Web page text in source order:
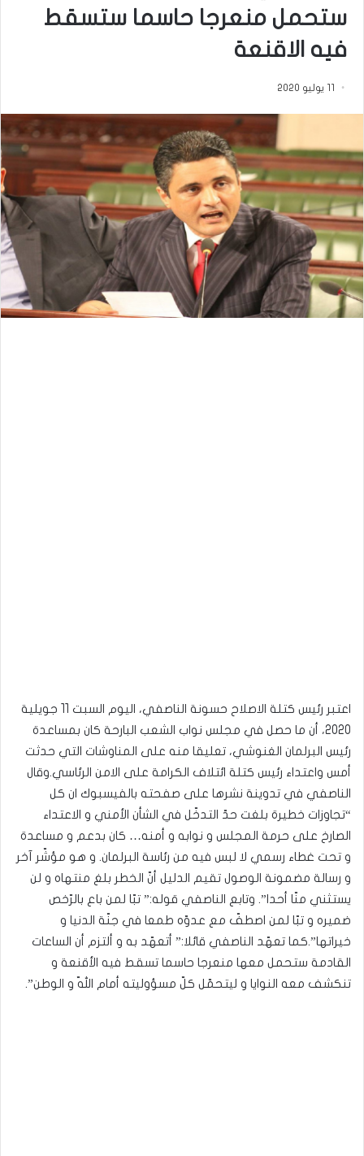
ستحمل منعرجا حاسما ستسقط
فيه الاقنعة
11 يوليو 2020
اعتبر رئيس كتلة الاصلاح حسونة الناصفي، اليوم السبت 11 جويلية
2020، أن ما حصل في مجلس نواب الشعب البارحة كان بمساعدة
رئيس البرلمان الغنوشي، تعليقا منه على المناوشات التي حدثت
أمس واعتداء رئيس كتلة ائتلاف الكرامة على الامن الرئاسي.وقال
الناصفي في تدوينة نشرها على صفحته بالفيسبوك ان كل
“تجاوزات خطيرة بلغت حدّ التدخّل في الشأن الأمني و الاعتداء
الصارخ على حرمة المجلس و نوابه و أمنه… كان بدعم و مساعدة
و تحت غطاء رسمي لا لبس فيه من رئاسة البرلمان. و هو مؤشّر آخر
و رسالة مضمونة الوصول تقيم الدليل أنّ الخطر بلغ منتهاه و لن
يستثني منّا أحدا”. وتابع الناصفي قوله:” تبّا لمن باع بالرّخص
ضميره و تبّا لمن اصطفّ مع عدوّه طمعا في جنّة الدنيا و
خيراتها”.كما تعهّد الناصفي قائلا:” أتعهّد به و ألتزم أن الساعات
القادمة ستحمل معها منعرجا حاسما تسقط فيه الأقنعة و
تنكشف معه النوايا و ليتحمّل كلّ مسؤوليته أمام اللّه و الوطن”.